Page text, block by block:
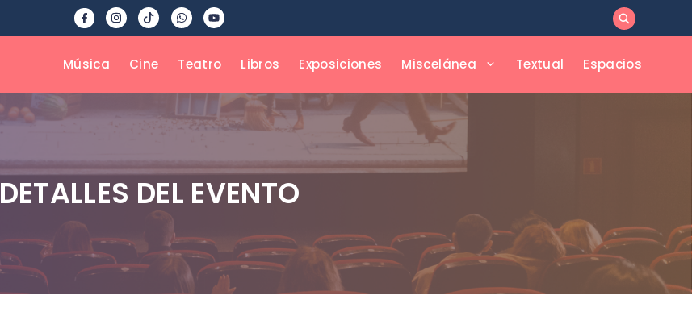
Música Cine Teatro Libros Exposiciones Miscelánea Textual Espacios
DETALLES DEL EVENTO